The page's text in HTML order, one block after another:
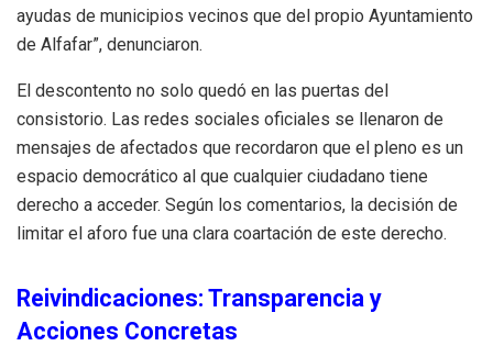
ayudas de municipios vecinos que del propio Ayuntamiento
de Alfafar”, denunciaron.
El descontento no solo quedó en las puertas del
consistorio. Las redes sociales oficiales se llenaron de
mensajes de afectados que recordaron que el pleno es un
espacio democrático al que cualquier ciudadano tiene
derecho a acceder. Según los comentarios, la decisión de
limitar el aforo fue una clara coartación de este derecho.
Reivindicaciones: Transparencia y
Acciones Concretas